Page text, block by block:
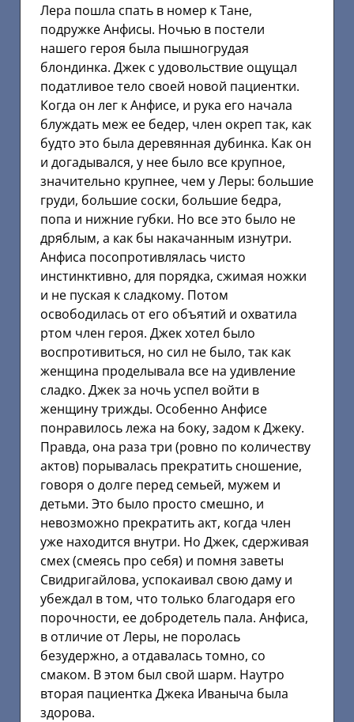
Лера пошла спать в номер к Тане,
подружке Анфисы. Ночью в постели
нашего героя была пышногрудая
блондинка. Джек с удовольствие ощущал
податливое тело своей новой пациентки.
Когда он лег к Анфисе, и рука его начала
блуждать меж ее бедер, член окреп так, как
будто это была деревянная дубинка. Как он
и догадывался, у нее было все крупное,
значительно крупнее, чем у Леры: большие
груди, большие соски, большие бедра,
попа и нижние губки. Но все это было не
дряблым, а как бы накачанным изнутри.
Анфиса посопротивлялась чисто
инстинктивно, для порядка, сжимая ножки
и не пуская к сладкому. Потом
освободилась от его объятий и охватила
ртом член героя. Джек хотел было
воспротивиться, но сил не было, так как
женщина проделывала все на удивление
сладко. Джек за ночь успел войти в
женщину трижды. Особенно Анфисе
понравилось лежа на боку, задом к Джеку.
Правда, она раза три (ровно по количеству
актов) порывалась прекратить сношение,
говоря о долге перед семьей, мужем и
детьми. Это было просто смешно, и
невозможно прекратить акт, когда член
уже находится внутри. Но Джек, сдерживая
смех (смеясь про себя) и помня заветы
Свидригайлова, успокаивал свою даму и
убеждал в том, что только благодаря его
порочности, ее добродетель пала. Анфиса,
в отличие от Леры, не поролась
безудержно, а отдавалась томно, со
смаком. В этом был свой шарм. Наутро
вторая пациентка Джека Иваныча была
здорова.